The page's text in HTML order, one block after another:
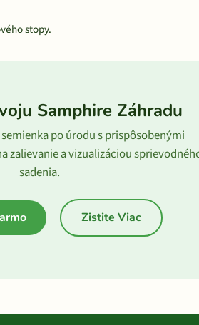
stopy.
Samphire Záhradu
po úrodu s prispôsobenými
zalievanie a vizualizáciou
sadenia.
Zistite Viac